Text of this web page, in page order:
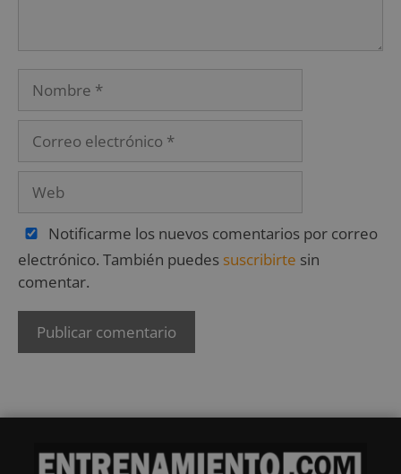
Notificarme los nuevos comentarios por correo
electrónico. También puedes suscribirte sin
comentar.